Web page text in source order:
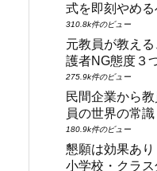
式を即刻やめ
310.8k件のビュー
元教員が教え
護者NG態度３
275.9k件のビュー
民間企業から
員の世界の常
180.9k件のビュー
懇願は効果あり
小学校・クラ